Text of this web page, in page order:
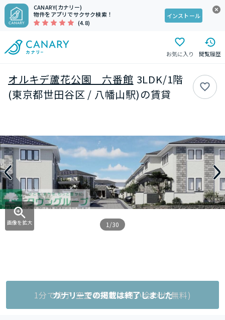
CANARY(カナリー)
物件をアプリでサクサク検索！
(4.8)
インストール
お気に入り 閲覧履歴
オルキデ蘆花公園 六番館 3LDK/1階
(東京都世田谷区 / 八幡山駅)の賃貸
画像を拡大 1/30
1分で完了!空室状況をお問い合わせ(無料)
カナリーでの掲載は終了しました